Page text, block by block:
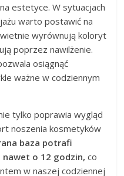
estetyce. W sytuacjach
warto postawić na
wyrównują koloryt
poprzez nawilżenie.
osiągnąć
ważne w codziennym
tylko poprawia wygląd
noszenia kosmetyków
baza potrafi
nawet o 12 godzin, co
w naszej codziennej